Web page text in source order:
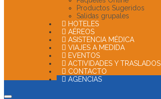
Productos Sugeridos
Salidas grupales
HOTELES
AÉREOS
ASISTENCIA MÉDICA
VIAJES A MEDIDA
EVENTOS
ACTIVIDADES Y TRASLADOS
CONTACTO
AGENCIAS